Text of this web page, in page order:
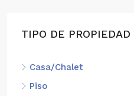
TIPO DE PROPIEDAD
Casa/Chalet
Piso